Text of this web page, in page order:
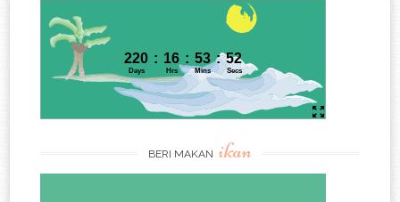
BERI MAKAN ikan